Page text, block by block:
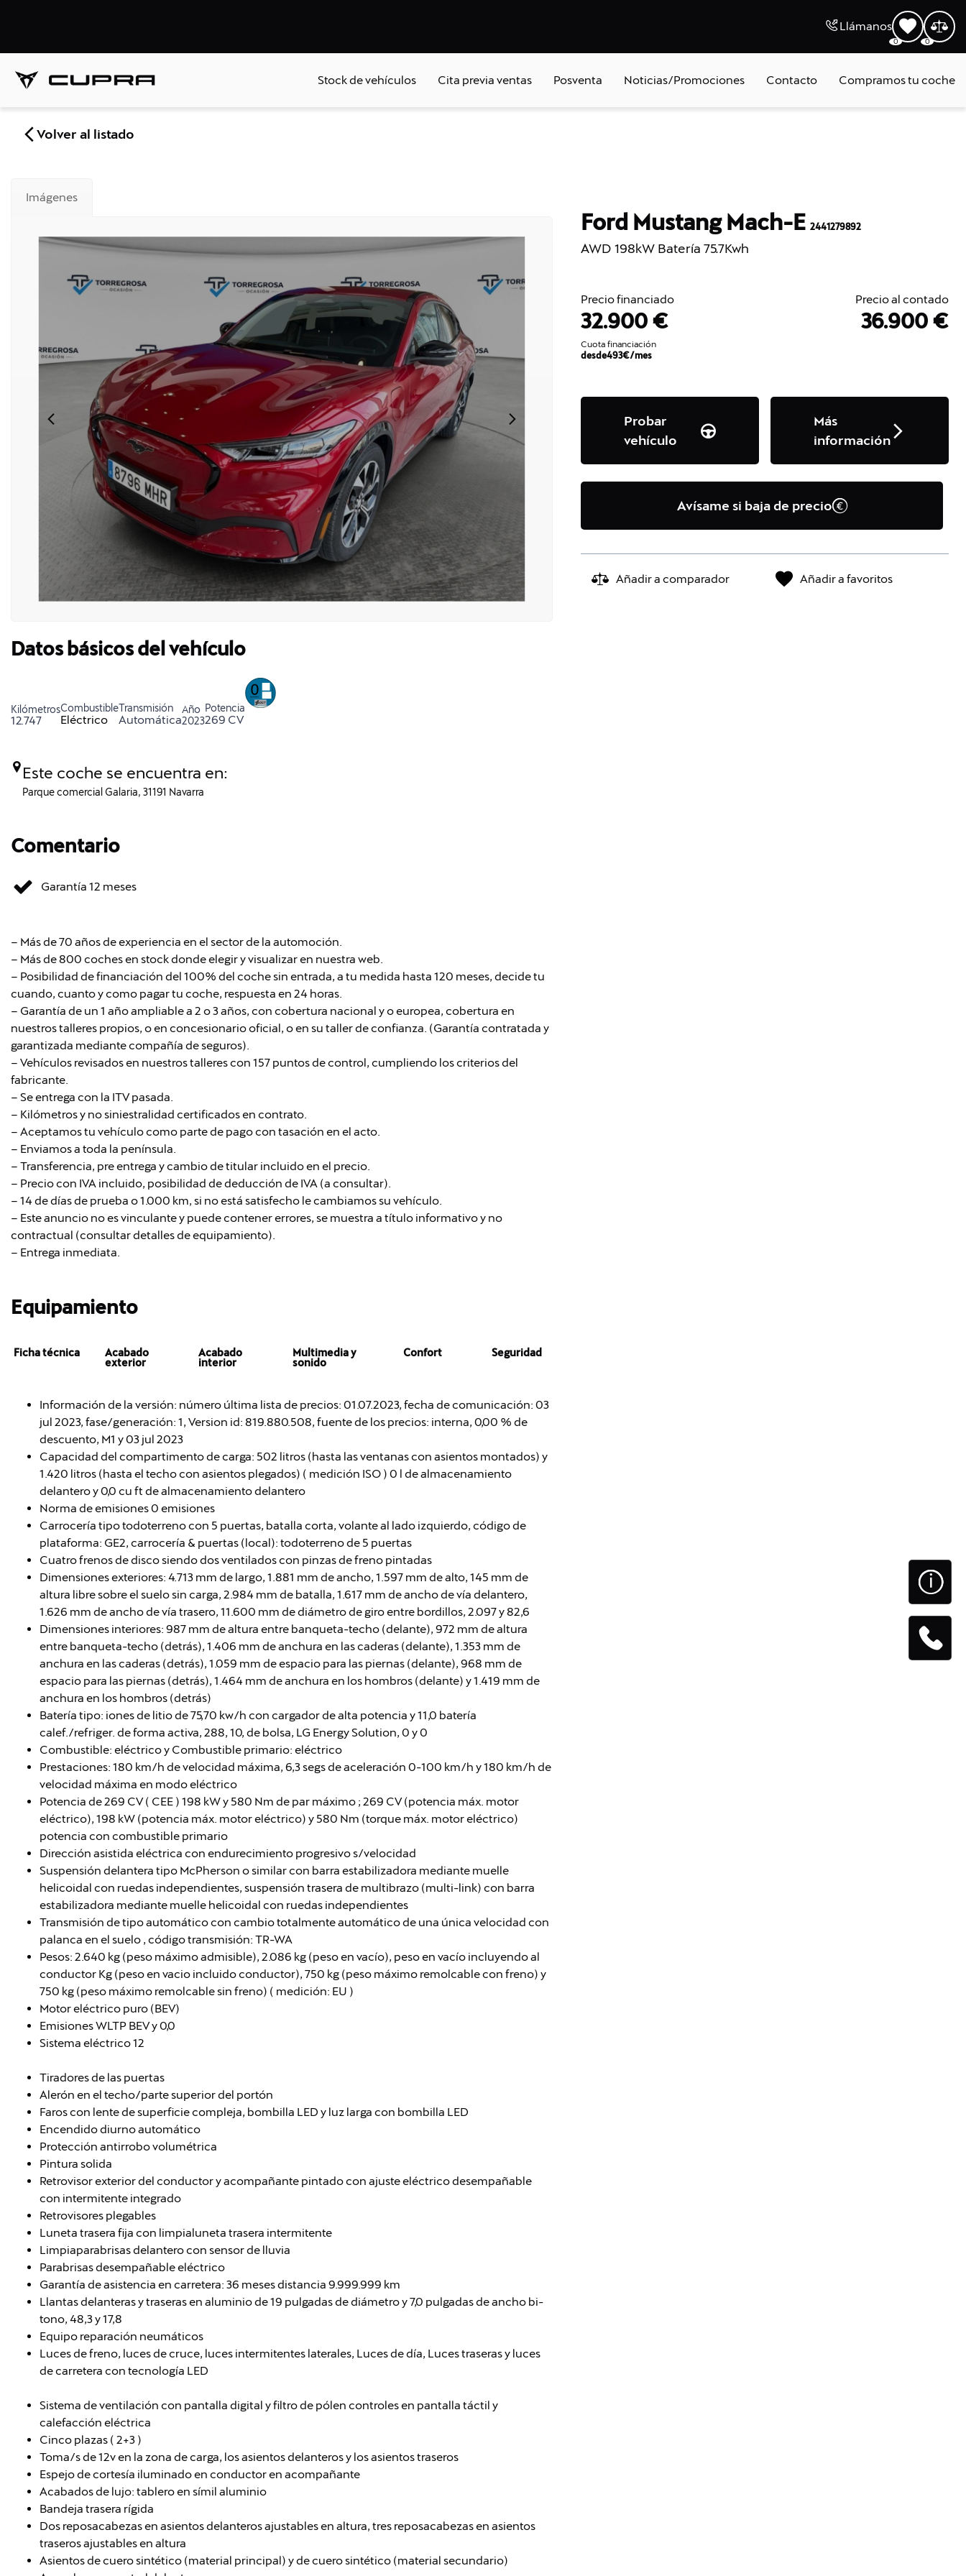
Llámanos
0 0
Stock de vehículos Cita previa ventas Posventa Noticias/Promociones Contacto Compramos tu coche
Volver al listado
Imágenes
Ford Mustang Mach-E 2441279892
AWD 198kW Batería 75.7Kwh
Precio financiado
32.900 €
Cuota financiación
desde493€/mes
Precio al contado
36.900 €
Probar
vehículo
Más
información
Avísame si baja de precio
Añadir a comparador Añadir a favoritos
Datos básicos del vehículo
Kilómetros
12.747
Combustible
Eléctrico
Transmisión
Automática
Año
2023
Potencia
269 CV
Este coche se encuentra en:
Parque comercial Galaria, 31191 Navarra
Comentario
Garantía 12 meses
– Más de 70 años de experiencia en el sector de la automoción.
– Más de 800 coches en stock donde elegir y visualizar en nuestra web.
– Posibilidad de financiación del 100% del coche sin entrada, a tu medida hasta 120 meses, decide tu
cuando, cuanto y como pagar tu coche, respuesta en 24 horas.
– Garantía de un 1 año ampliable a 2 o 3 años, con cobertura nacional y o europea, cobertura en
nuestros talleres propios, o en concesionario oficial, o en su taller de confianza. (Garantía contratada y
garantizada mediante compañía de seguros).
– Vehículos revisados en nuestros talleres con 157 puntos de control, cumpliendo los criterios del
fabricante.
– Se entrega con la ITV pasada.
– Kilómetros y no siniestralidad certificados en contrato.
– Aceptamos tu vehículo como parte de pago con tasación en el acto.
– Enviamos a toda la península.
– Transferencia, pre entrega y cambio de titular incluido en el precio.
– Precio con IVA incluido, posibilidad de deducción de IVA (a consultar).
– 14 de días de prueba o 1.000 km, si no está satisfecho le cambiamos su vehículo.
– Este anuncio no es vinculante y puede contener errores, se muestra a título informativo y no
contractual (consultar detalles de equipamiento).
– Entrega inmediata.
Equipamiento
Ficha técnica
Información de la versión: número última lista de precios: 01.07.2023, fecha de comunicación: 03
jul 2023, fase/generación: 1, Version id: 819.880.508, fuente de los precios: interna, 0,00 % de
descuento, M1 y 03 jul 2023
Capacidad del compartimento de carga: 502 litros (hasta las ventanas con asientos montados) y
1.420 litros (hasta el techo con asientos plegados) ( medición ISO ) 0 l de almacenamiento
delantero y 0,0 cu ft de almacenamiento delantero
Norma de emisiones 0 emisiones
Carrocería tipo todoterreno con 5 puertas, batalla corta, volante al lado izquierdo, código de
plataforma: GE2, carrocería & puertas (local): todoterreno de 5 puertas
Cuatro frenos de disco siendo dos ventilados con pinzas de freno pintadas
Dimensiones exteriores: 4.713 mm de largo, 1.881 mm de ancho, 1.597 mm de alto, 145 mm de
altura libre sobre el suelo sin carga, 2.984 mm de batalla, 1.617 mm de ancho de vía delantero,
1.626 mm de ancho de vía trasero, 11.600 mm de diámetro de giro entre bordillos, 2.097 y 82,6
Dimensiones interiores: 987 mm de altura entre banqueta-techo (delante), 972 mm de altura
entre banqueta-techo (detrás), 1.406 mm de anchura en las caderas (delante), 1.353 mm de
anchura en las caderas (detrás), 1.059 mm de espacio para las piernas (delante), 968 mm de
espacio para las piernas (detrás), 1.464 mm de anchura en los hombros (delante) y 1.419 mm de
anchura en los hombros (detrás)
Batería tipo: iones de litio de 75,70 kw/h con cargador de alta potencia y 11,0 batería
calef./refriger. de forma activa, 288, 10, de bolsa, LG Energy Solution, 0 y 0
Combustible: eléctrico y Combustible primario: eléctrico
Prestaciones: 180 km/h de velocidad máxima, 6,3 segs de aceleración 0-100 km/h y 180 km/h de
velocidad máxima en modo eléctrico
Potencia de 269 CV ( CEE ) 198 kW y 580 Nm de par máximo ; 269 CV (potencia máx. motor
eléctrico), 198 kW (potencia máx. motor eléctrico) y 580 Nm (torque máx. motor eléctrico)
potencia con combustible primario
Dirección asistida eléctrica con endurecimiento progresivo s/velocidad
Suspensión delantera tipo McPherson o similar con barra estabilizadora mediante muelle
helicoidal con ruedas independientes, suspensión trasera de multibrazo (multi-link) con barra
estabilizadora mediante muelle helicoidal con ruedas independientes
Transmisión de tipo automático con cambio totalmente automático de una única velocidad con
palanca en el suelo , código transmisión: TR-WA
Pesos: 2.640 kg (peso máximo admisible), 2.086 kg (peso en vacío), peso en vacío incluyendo al
conductor Kg (peso en vacio incluido conductor), 750 kg (peso máximo remolcable con freno) y
750 kg (peso máximo remolcable sin freno) ( medición: EU )
Motor eléctrico puro (BEV)
Emisiones WLTP BEV y 0,0
Sistema eléctrico 12
Acabado
exterior
Tiradores de las puertas
Alerón en el techo/parte superior del portón
Faros con lente de superficie compleja, bombilla LED y luz larga con bombilla LED
Encendido diurno automático
Protección antirrobo volumétrica
Pintura solida
Retrovisor exterior del conductor y acompañante pintado con ajuste eléctrico desempañable
con intermitente integrado
Retrovisores plegables
Luneta trasera fija con limpialuneta trasera intermitente
Limpiaparabrisas delantero con sensor de lluvia
Parabrisas desempañable eléctrico
Garantía de asistencia en carretera: 36 meses distancia 9.999.999 km
Llantas delanteras y traseras en aluminio de 19 pulgadas de diámetro y 7,0 pulgadas de ancho bi-
tono, 48,3 y 17,8
Equipo reparación neumáticos
Luces de freno, luces de cruce, luces intermitentes laterales, Luces de día, Luces traseras y luces
de carretera con tecnología LED
Acabado
interior
Sistema de ventilación con pantalla digital y filtro de pólen controles en pantalla táctil y
calefacción eléctrica
Cinco plazas ( 2+3 )
Toma/s de 12v en la zona de carga, los asientos delanteros y los asientos traseros
Espejo de cortesía iluminado en conductor en acompañante
Acabados de lujo: tablero en símil aluminio
Bandeja trasera rígida
Dos reposacabezas en asientos delanteros ajustables en altura, tres reposacabezas en asientos
traseros ajustables en altura
Asientos de cuero sintético (material principal) y de cuero sintético (material secundario)
Multimedia y
sonido
Confort Seguridad